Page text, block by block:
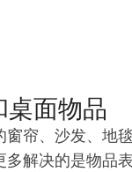
桌面物品
帘、沙发、地
解决的是物品